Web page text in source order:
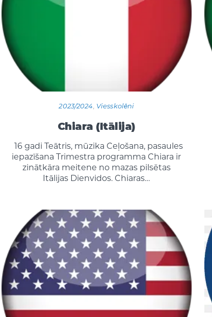
2023/2024 Viesskolēni
Chiara (Itālija)
16 gadi Teātris, mūzika Ceļošana, pasaules
iepazīšana Trimestra programma Chiara ir
zinātkāra meitene no mazas pilsētas
Itālijas Dienvidos. Chiaras…